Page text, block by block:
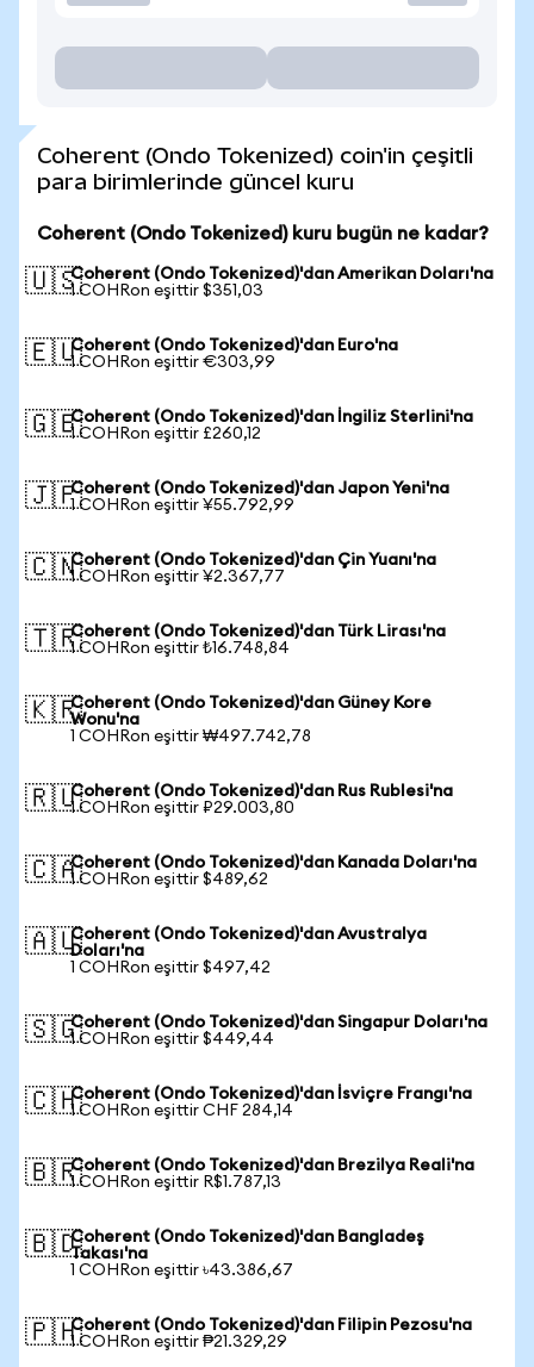
Coherent (Ondo Tokenized) coin'in çeşitli
para birimlerinde güncel kuru
Coherent (Ondo Tokenized) kuru bugün ne kadar?
🇺🇸Coherent (Ondo Tokenized)'dan Amerikan Doları'na
1 COHRon eşittir $351,03
🇪🇺Coherent (Ondo Tokenized)'dan Euro'na
1 COHRon eşittir €303,99
🇬🇧Coherent (Ondo Tokenized)'dan İngiliz Sterlini'na
1 COHRon eşittir £260,12
🇯🇵Coherent (Ondo Tokenized)'dan Japon Yeni'na
1 COHRon eşittir ¥55.792,99
🇨🇳Coherent (Ondo Tokenized)'dan Çin Yuanı'na
1 COHRon eşittir ¥2.367,77
🇹🇷Coherent (Ondo Tokenized)'dan Türk Lirası'na
1 COHRon eşittir ₺16.748,84
🇰🇷Coherent (Ondo Tokenized)'dan Güney Kore
Wonu'na
1 COHRon eşittir ₩497.742,78
🇷🇺Coherent (Ondo Tokenized)'dan Rus Rublesi'na
1 COHRon eşittir ₽29.003,80
🇨🇦Coherent (Ondo Tokenized)'dan Kanada Doları'na
1 COHRon eşittir $489,62
🇦🇺Coherent (Ondo Tokenized)'dan Avustralya
Doları'na
1 COHRon eşittir $497,42
🇸🇬Coherent (Ondo Tokenized)'dan Singapur Doları'na
1 COHRon eşittir $449,44
🇨🇭Coherent (Ondo Tokenized)'dan İsviçre Frangı'na
1 COHRon eşittir CHF 284,14
🇧🇷Coherent (Ondo Tokenized)'dan Brezilya Reali'na
1 COHRon eşittir R$1.787,13
🇧🇩Coherent (Ondo Tokenized)'dan Bangladeş
Takası'na
1 COHRon eşittir ৳43.386,67
🇵🇭Coherent (Ondo Tokenized)'dan Filipin Pezosu'na
1 COHRon eşittir ₱21.329,29